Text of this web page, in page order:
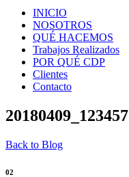
INICIO
NOSOTROS
QUÉ HACEMOS
Trabajos Realizados
POR QUÉ CDP
Clientes
Contacto
20180409_123457
Back to Blog
02